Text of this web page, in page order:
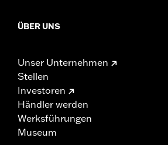
ÜBER UNS
Unser Unternehmen
Stellen
Investoren
Händler werden
Werksführungen
Museum